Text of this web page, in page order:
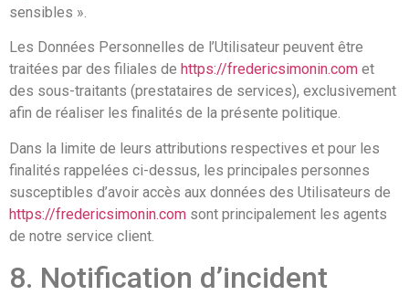
sensibles ».
Les Données Personnelles de l’Utilisateur peuvent être
traitées par des filiales de https://fredericsimonin.com et
des sous-traitants (prestataires de services), exclusivement
afin de réaliser les finalités de la présente politique.
Dans la limite de leurs attributions respectives et pour les
finalités rappelées ci-dessus, les principales personnes
susceptibles d’avoir accès aux données des Utilisateurs de
https://fredericsimonin.com sont principalement les agents
de notre service client.
8. Notification d’incident